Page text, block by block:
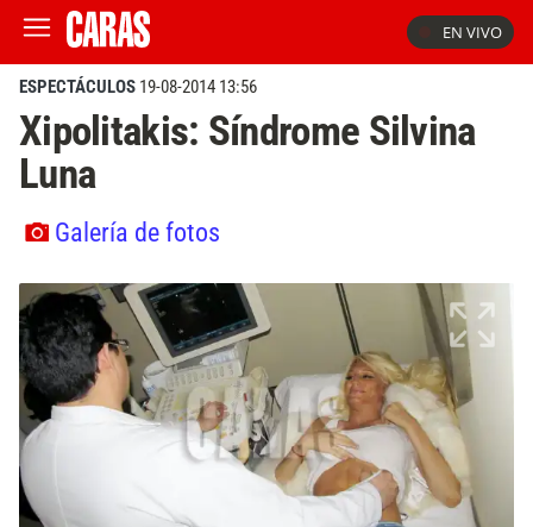
EN VIVO
ESPECTÁCULOS 19-08-2014 13:56
Xipolitakis: Síndrome Silvina
Luna
Galería de fotos